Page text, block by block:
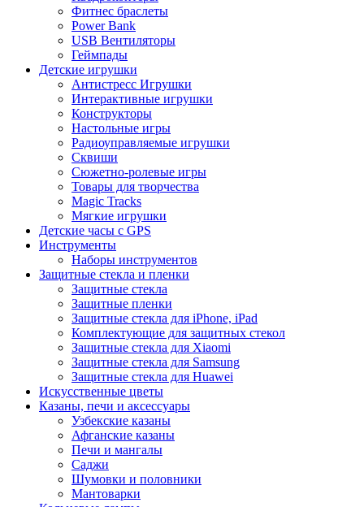
Фитнес браслеты
Power Bank
USB Вентиляторы
Геймпады
Детские игрушки
Антистресс Игрушки
Интерактивные игрушки
Конструкторы
Настольные игры
Радиоуправляемые игрушки
Сквиши
Сюжетно-ролевые игры
Товары для творчества
Magic Tracks
Мягкие игрушки
Детские часы с GPS
Инструменты
Наборы инструментов
Защитные стекла и пленки
Защитные стекла
Защитные пленки
Защитные стекла для iPhone, iPad
Комплектующие для защитных стекол
Защитные стекла для Xiaomi
Защитные стекла для Samsung
Защитные стекла для Huawei
Искусственные цветы
Казаны, печи и аксессуары
Узбекские казаны
Афганские казаны
Печи и мангалы
Саджи
Шумовки и половники
Мантоварки